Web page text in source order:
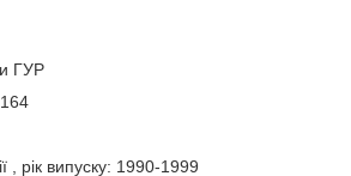
ГУР
, рік випуску: 1990-1999